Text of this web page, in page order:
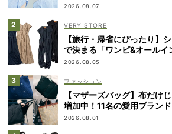
2026.08.07
VERY STORE
【旅行・帰省にぴったり】
で決まる「ワンピ&オールイ
2026.08.05
ファッション
【マザーズバッグ】布だけ
増加中！11名の愛用ブランド
2026.08.01